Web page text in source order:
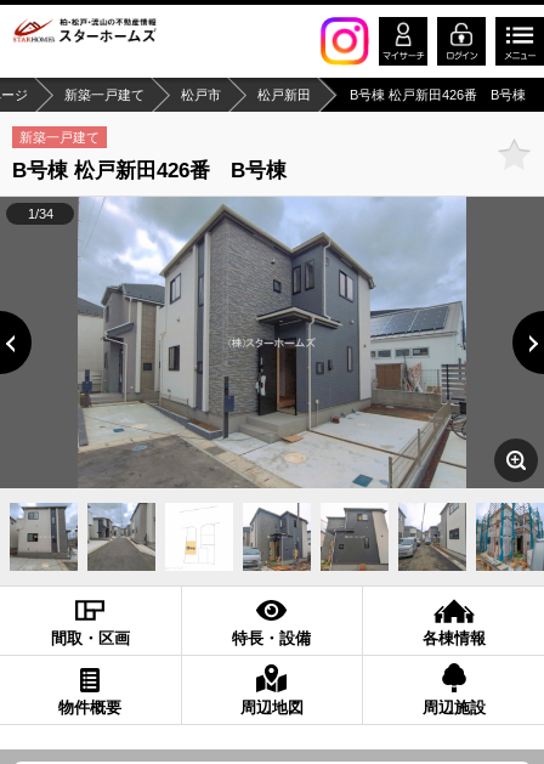
ジ 新築一戸建て 松戸市 松戸新田 B号棟 松戸新田426番 B号棟
新築一戸建て
B号棟 松戸新田426番 B号棟
1/34
間取・区画 特長・設備 各棟情報
物件概要 周辺地図 周辺施設